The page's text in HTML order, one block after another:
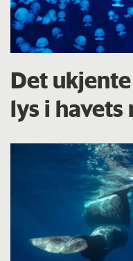
Det
lys i havets